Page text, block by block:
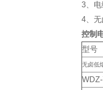
3、
4、
控制
型号
无卤低